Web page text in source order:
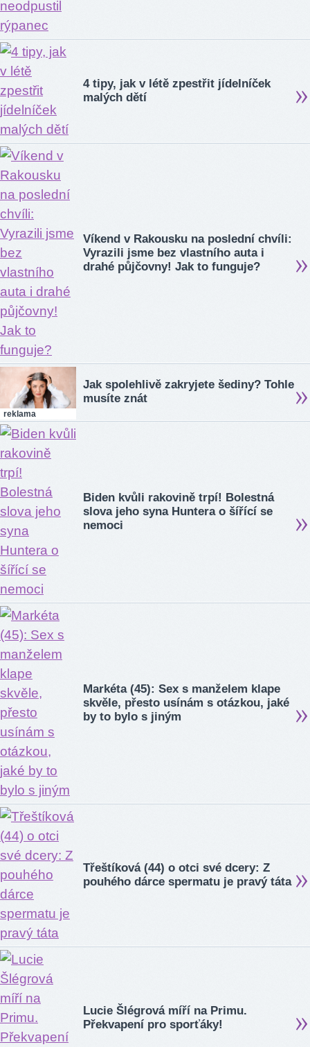
4 tipy, jak v létě zpestřit jídelníček
malých dětí
Víkend v Rakousku na poslední chvíli:
Vyrazili jsme bez vlastního auta i
drahé půjčovny! Jak to funguje?
reklama
Jak spolehlivě zakryjete šediny? Tohle
musíte znát
Biden kvůli rakovině trpí! Bolestná
slova jeho syna Huntera o šířící se
nemoci
Markéta (45): Sex s manželem klape
skvěle, přesto usínám s otázkou, jaké
by to bylo s jiným
Třeštíková (44) o otci své dcery: Z
pouhého dárce spermatu je pravý táta
Lucie Šlégrová míří na Primu.
Překvapení pro sporťáky!